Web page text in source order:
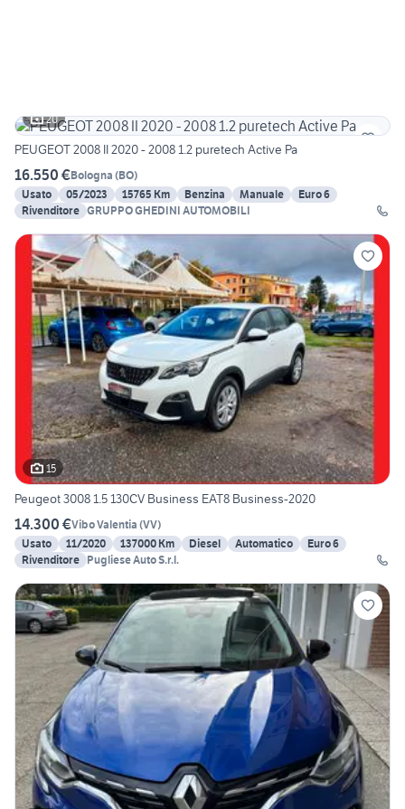
20
PEUGEOT 2008 II 2020 - 2008 1.2 puretech Active Pa
16.550 €Bologna (BO)
Usato
05/2023 15765 Km Benzina Manuale
Euro 6
Rivenditore GRUPPO GHEDINI AUTOMOBILI
15
Peugeot 3008 1.5 130CV Business EAT8 Business-2020
14.300 €Vibo Valentia (VV)
Usato
11/2020 137000 Km Diesel Automatico
Euro 6
Rivenditore Pugliese Auto S.r.l.